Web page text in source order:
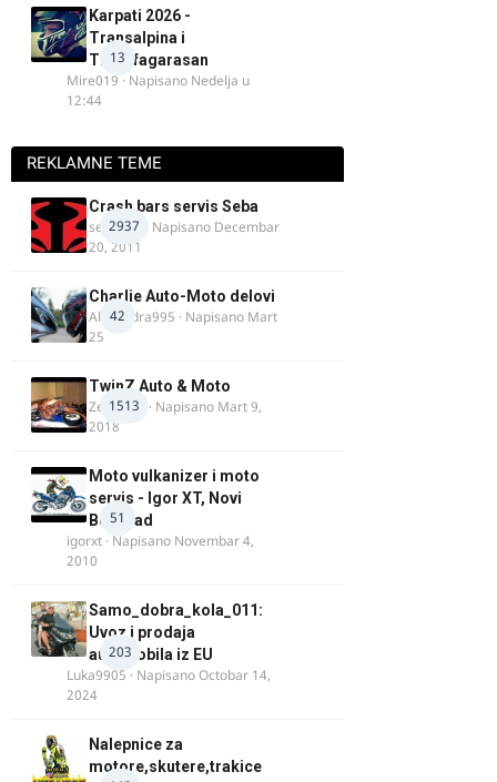
13
Karpati 2026 -
Transalpina i
Transfagarasan
Mire019 · Napisano Nedelja u
12:44
REKLAMNE TEME
2937
Crash bars servis Seba
seba011 · Napisano Decembar
20, 2011
42
Charlie Auto-Moto delovi
Alexandra995 · Napisano Mart
25
1513
TwinZ Auto & Moto
Zeljkamp · Napisano Mart 9,
2018
51
Moto vulkanizer i moto
servis - Igor XT, Novi
Beograd
igorxt · Napisano Novembar 4,
2010
203
Samo_dobra_kola_011:
Uvoz i prodaja
automobila iz EU
Luka9905 · NapisanoOctobar 14,
2024
Nalepnice za
motore,skutere,trakice